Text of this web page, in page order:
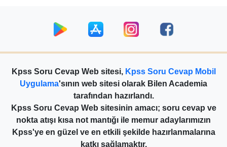
Kpss Soru Cevap Web sitesi, Kpss Soru Cevap Mobil
Uygulama'sının web sitesi olarak Bilen Academia
tarafından hazırlandı.
Kpss Soru Cevap Web sitesinin amacı; soru cevap ve
nokta atışı kısa not mantığı ile memur adaylarımızın
Kpss'ye en güzel ve en etkili şekilde hazırlanmalarına
katkı sağlamaktır.